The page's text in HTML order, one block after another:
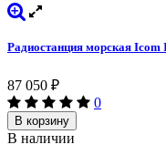
Радиостанция морская Icom
87 050 ₽
0
В корзину
В наличии